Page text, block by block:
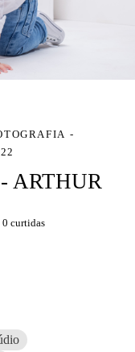
ARTHUR
0 curtidas